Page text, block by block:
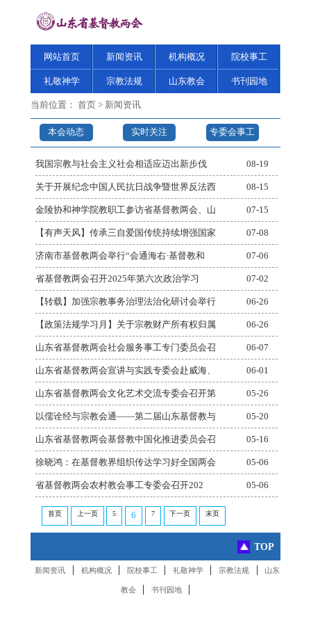
网站首页 新闻资讯 机构概况 院校事工
礼敬神学 宗教法规 山东教会 书刊园地
当前位置： 首页 > 新闻资讯
本会动态 实时关注 专委会事工
我国宗教与社会主义社会相适应迈出新步伐 08-19
关于开展纪念中国人民抗日战争暨世界反法西 08-15
金陵协和神学院教职工参访省基督教两会、山 07-15
【有声天风】传承三自爱国传统持续增强国家 07-08
济南市基督教两会举行“会通海右·基督教和 07-06
省基督教两会召开2025年第六次政治学习 07-02
【转载】加强宗教事务治理法治化研讨会举行 06-26
【政策法规学习月】关于宗教财产所有权归属 06-26
山东省基督教两会社会服务事工专门委员会召 06-07
山东省基督教两会宣讲与实践专委会赴威海、 06-01
山东省基督教两会文化艺术交流专委会召开第 05-26
以儒诠经与宗教会通——第二届山东基督教与 05-20
山东省基督教两会基督教中国化推进委员会召 05-16
徐晓鸿：在基督教界组织传达学习好全国两会 05-06
省基督教两会农村教会事工专委会召开202 05-06
首页 上一页 5 6 7 下一页 末页
TOP
新闻资讯 | 机构概况 | 院校事工 | 礼敬神学 | 宗教法规 | 山东
教会 | 书刊园地 |